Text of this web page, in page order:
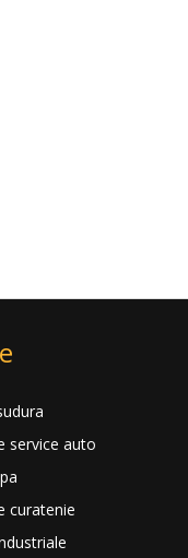
service auto
curatenie